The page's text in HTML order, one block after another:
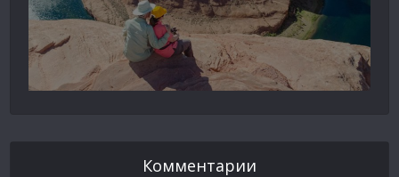
Комментарии